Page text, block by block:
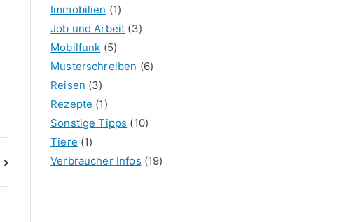
Immobilien (1)
Job und Arbeit (3)
Mobilfunk (5)
Musterschreiben (6)
Reisen (3)
Rezepte (1)
Sonstige Tipps (10)
Tiere (1)
Verbraucher Infos (19)